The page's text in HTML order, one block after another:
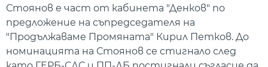
Стоянов е част от кабинета "Денков" по
предложение на съпредседателя на
"Продължаваме Промяната" Кирил Петков. До
номинацията на Стоянов се стигнало след